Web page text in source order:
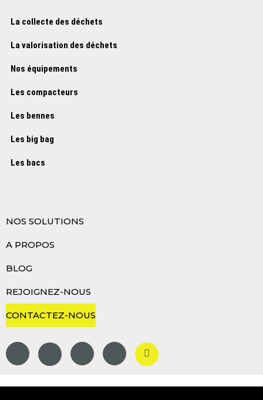
La collecte des déchets
La valorisation des déchets
Nos équipements
Les compacteurs
Les bennes
Les big bag
Les bacs
NOS SOLUTIONS
A PROPOS
BLOG
REJOIGNEZ-NOUS
CONTACTEZ-NOUS